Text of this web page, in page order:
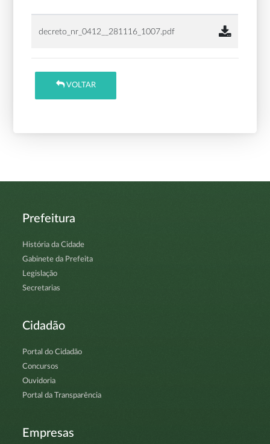
decreto_nr_0412__281116_1007.pdf
VOLTAR
Prefeitura
História da Cidade
Gabinete da Prefeita
Legislação
Secretarias
Cidadão
Portal do Cidadão
Concursos
Ouvidoria
Portal da Transparência
Empresas